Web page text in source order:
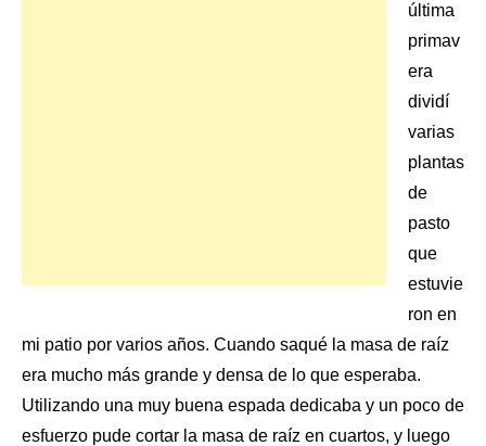
última
primav
era
dividí
varias
plantas
de
pasto
que
estuvie
ron en
mi patio por varios años. Cuando saqué la masa de raíz
era mucho más grande y densa de lo que esperaba.
Utilizando una muy buena espada dedicaba y un poco de
esfuerzo pude cortar la masa de raíz en cuartos, y luego